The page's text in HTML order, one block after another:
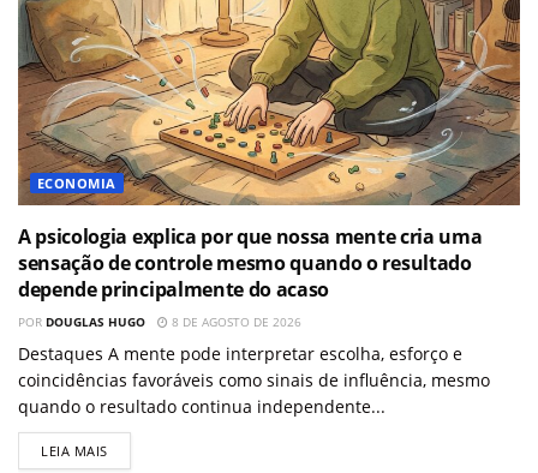
ECONOMIA
A psicologia explica por que nossa mente cria uma
sensação de controle mesmo quando o resultado
depende principalmente do acaso
POR DOUGLAS HUGO 8 DE AGOSTO DE 2026
Destaques A mente pode interpretar escolha, esforço e
coincidências favoráveis como sinais de influência, mesmo
quando o resultado continua independente...
LEIA MAIS